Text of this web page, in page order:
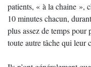
patients, « à la chaine »,
10 minutes chacun,
plus assez de temps pour
toute autre tâche qui leur